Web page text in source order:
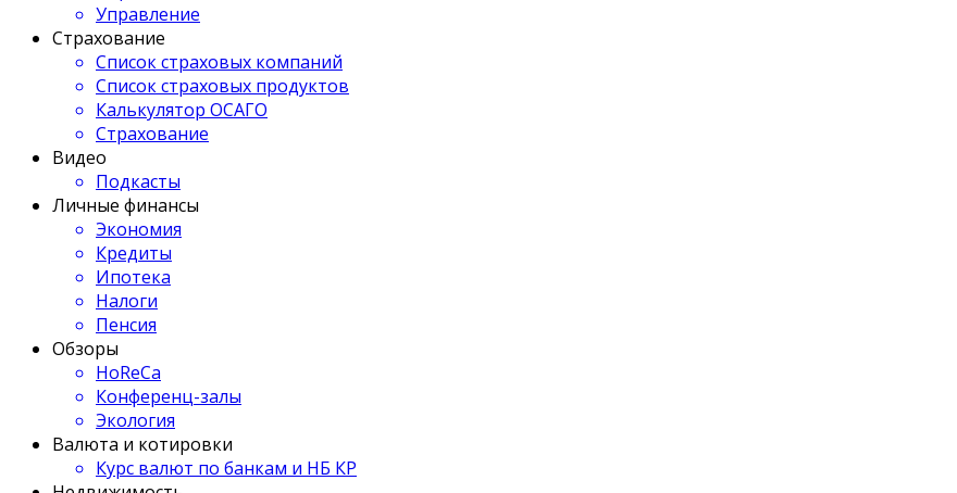
Управление
Страхование
Список страховых компаний
Список страховых продуктов
Калькулятор ОСАГО
Страхование
Видео
Подкасты
Личные финансы
Экономия
Кредиты
Ипотека
Налоги
Пенсия
Обзоры
HoReCa
Конференц-залы
Экология
Валюта и котировки
Курс валют по банкам и НБ КР